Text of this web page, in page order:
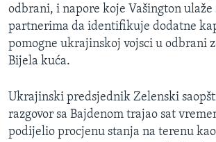
odbrani, i napore koje Vašington ulaže
partnerima da identifikuje dodatne
pomogne ukrajinskoj vojsci u odbrani
Bijela kuća.
Ukrajinski predsjednik Zelenski
razgovor sa Bajdenom trajao sat
podijelio procjenu stanja na terenu